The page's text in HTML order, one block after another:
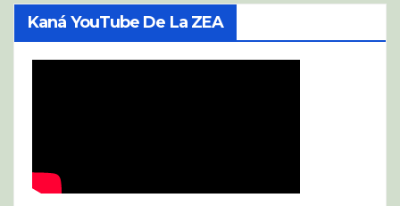
Kaná YouTube De La ZEA